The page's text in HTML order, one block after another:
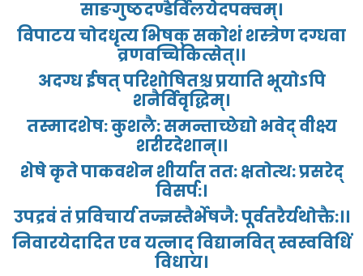
साङगुष्ठदण्डैर्विलयेदपक्वम्।
विपाटयचोदधृत्यभिषक्सकोशंशस्त्रेणदग्धवा
व्रणवच्चिकित्सेत्।।
अदग्धईषत्परिशोषितश्चप्रयातिभूयोऽपि
शनैर्विवृद्धिम्।
तस्मादशेष:कुशलै:समन्ताच्छेद्योभवेद्वीक्ष्य
शरीरदेशान्।।
शेषेकृतेपाकवशेनशीर्याततत:क्षतोत्थ:प्रसरेद्
विसर्प:।
उपद्रवंतंप्रविचार्यतज्ज्ञस्तैर्भेषजै:पूर्वतरैर्यथोक्तै:।।
निवारयेदादितएवयत्नाद्विद्यानवित्स्वस्वविधिं
विधाय।